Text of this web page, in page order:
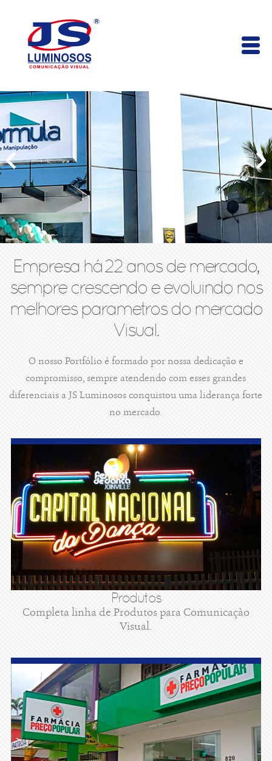
Empresa há 22 anos de mercado,
sempre crescendo e evoluindo nos
melhores parametros do mercado
Visual.
O nosso Portfólio é formado por nossa dedicação e
compromisso, sempre atendendo com esses grandes
diferenciais a JS Luminosos conquistou uma liderança forte
no mercado.
Produtos
Completa linha de Produtos para Comunicaçào
Visual.